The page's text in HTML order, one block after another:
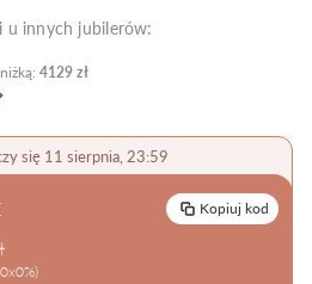
u innych jubilerów:
4129 zł
się 11 sierpnia, 23:59
Kopiuj kod